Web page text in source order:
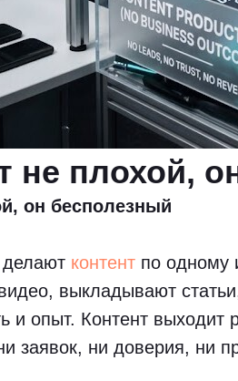
не плохой,
он бесполезный
контент по одному
выкладывают
и опыт. Контент выходит
заявок, ни доверия, ни